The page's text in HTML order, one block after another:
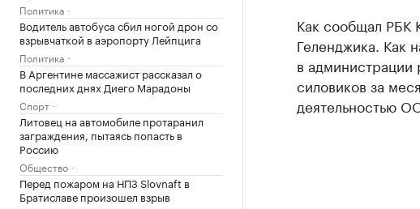
Политика
Водитель автобуса сбил ногой дрон со
взрывчаткой в аэропорту Лейпцига
Политика
В Аргентине массажист рассказал о
последних днях Диего Марадоны
Спорт
Литовец на автомобиле протаранил
заграждения, пытаясь попасть в
Россию
Общество
Перед пожаром на НПЗ Slovnaft в
Братиславе произошел взрыв
Как сообщал РБК
Геленджика. Как
в администрации
силовиков за
деятельностью